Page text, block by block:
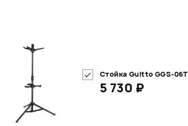
Стойка Guitto GGS-06T
5 730 ₽